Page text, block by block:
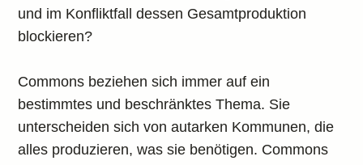
und im Konfliktfall dessen Gesamtproduktion
blockieren?
Commons beziehen sich immer auf ein
bestimmtes und beschränktes Thema. Sie
unterscheiden sich von autarken Kommunen, die
alles produzieren, was sie benötigen. Commons